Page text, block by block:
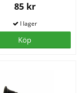
85 kr
Köp